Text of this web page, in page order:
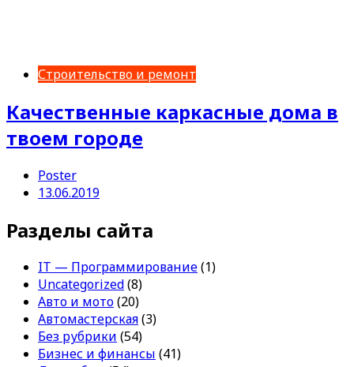
Строительство и ремонт
Качественные каркасные дома в
твоем городе
Poster
13.06.2019
Разделы сайта
IT — Программирование(1)
Uncategorized(8)
Авто и мото(20)
Автомастерская(3)
Без рубрики (54)
Бизнес и финансы (41)